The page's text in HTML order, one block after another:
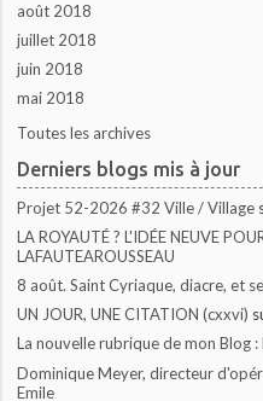
août 2018
juillet 2018
juin 2018
mai 2018
Toutes les archives
Derniers blogs mis à jour
Projet 52-2026 #32 Ville / Village
LA ROYAUTÉ ? L'IDÉE NEUVE
LAFAUTEAROUSSEAU
8 août. Saint Cyriaque, diacre, et
UN JOUR, UNE CITATION (cxxvi)
La nouvelle rubrique de mon Blog :
Dominique Meyer, directeur
Emile